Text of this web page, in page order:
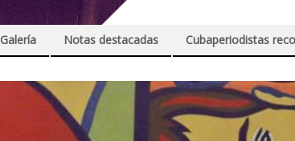
Galería Notas destacadas Cubaperiodistas